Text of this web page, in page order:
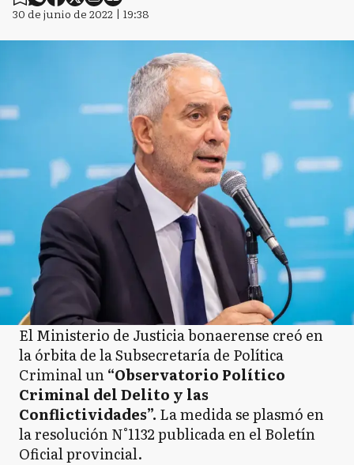
30 de junio de 2022 | 19:38
El Ministerio de Justicia bonaerense creó en
la órbita de la Subsecretaría de Política
Criminal un“Observatorio Político
Criminal del Delito y las
Conflictividades”. La medida se plasmó en
la resolución N°1132 publicada en el Boletín
Oficial provincial.